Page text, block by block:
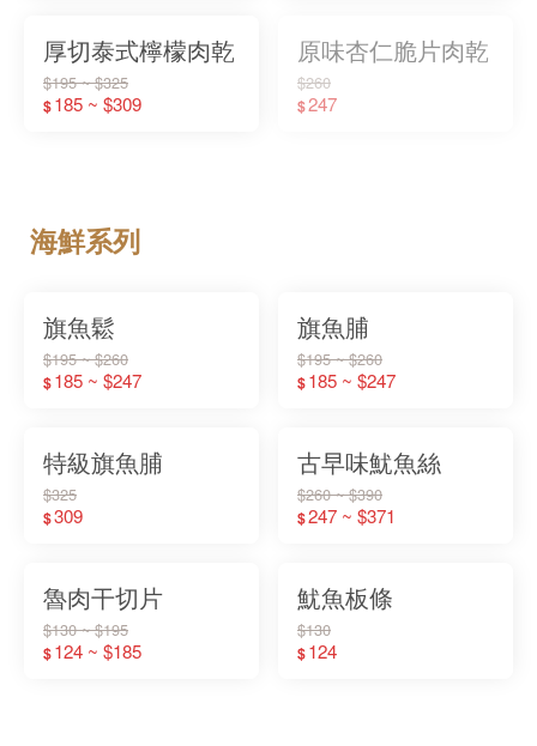
厚切泰式檸檬肉乾
$195 ~ $325
$185 ~ $309
原味杏仁脆片肉乾
$260
$247
海鮮系列
旗魚鬆
$195 ~ $260
$185 ~ $247
旗魚脯
$195 ~ $260
$185 ~ $247
特級旗魚脯
$325
$309
古早味魷魚絲
$260 ~ $390
$247 ~ $371
魯肉干切片
$130 ~ $195
$124 ~ $185
魷魚板條
$130
$124